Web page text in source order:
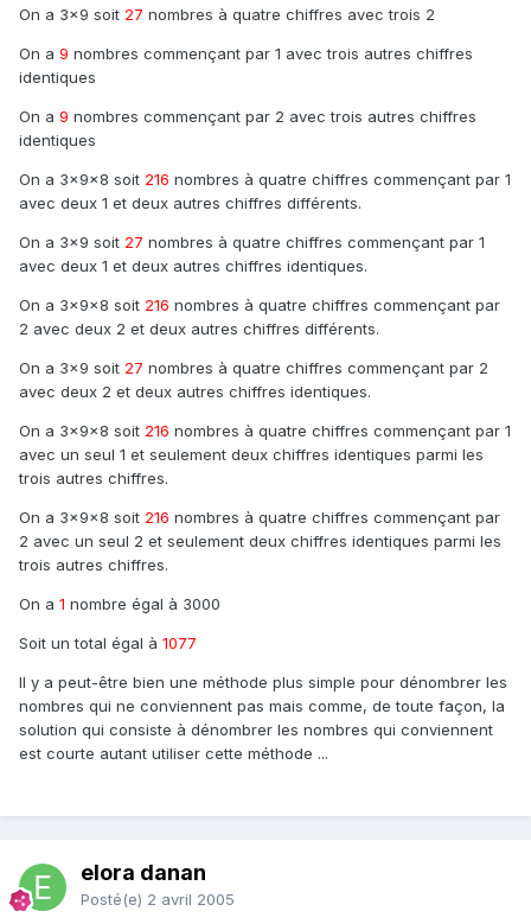
On a 3x9 soit 27 nombres à quatre chiffres avec trois 2
On a 9 nombres commençant par 1 avec trois autres chiffres
identiques
On a 9 nombres commençant par 2 avec trois autres chiffres
identiques
On a 3x9×8 soit 216 nombres à quatre chiffres commençant par 1
avec deux 1 et deux autres chiffres différents.
On a 3x9 soit 27 nombres à quatre chiffres commençant par 1
avec deux 1 et deux autres chiffres identiques.
On a 3x9×8 soit 216 nombres à quatre chiffres commençant par
2 avec deux 2 et deux autres chiffres différents.
On a 3x9 soit 27 nombres à quatre chiffres commençant par 2
avec deux 2 et deux autres chiffres identiques.
On a 3×9x8 soit 216 nombres à quatre chiffres commençant par 1
avec un seul 1 et seulement deux chiffres identiques parmi les
trois autres chiffres.
On a 3×9x8 soit 216 nombres à quatre chiffres commençant par
2 avec un seul 2 et seulement deux chiffres identiques parmi les
trois autres chiffres.
On a 1 nombre égal à 3000
Soit un total égal à 1077
Il y a peut-être bien une méthode plus simple pour dénombrer les
nombres qui ne conviennent pas mais comme, de toute façon, la
solution qui consiste à dénombrer les nombres qui conviennent
est courte autant utiliser cette méthode ...
elora danan
Posté(e) 2 avril 2005